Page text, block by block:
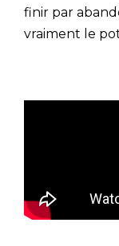
finir par
vraiment le